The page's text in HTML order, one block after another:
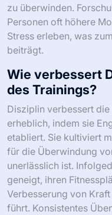
zu überwinden.
Personen oft höhere
Stress erleben, was
beiträgt.
Wie verbessert
des Trainings?
Disziplin verbessert
erheblich, indem sie
etabliert. Sie kultiviert
für die Überwindung
unerlässlich ist.
geneigt, ihren
Verbesserung von
führt. Konsistentes